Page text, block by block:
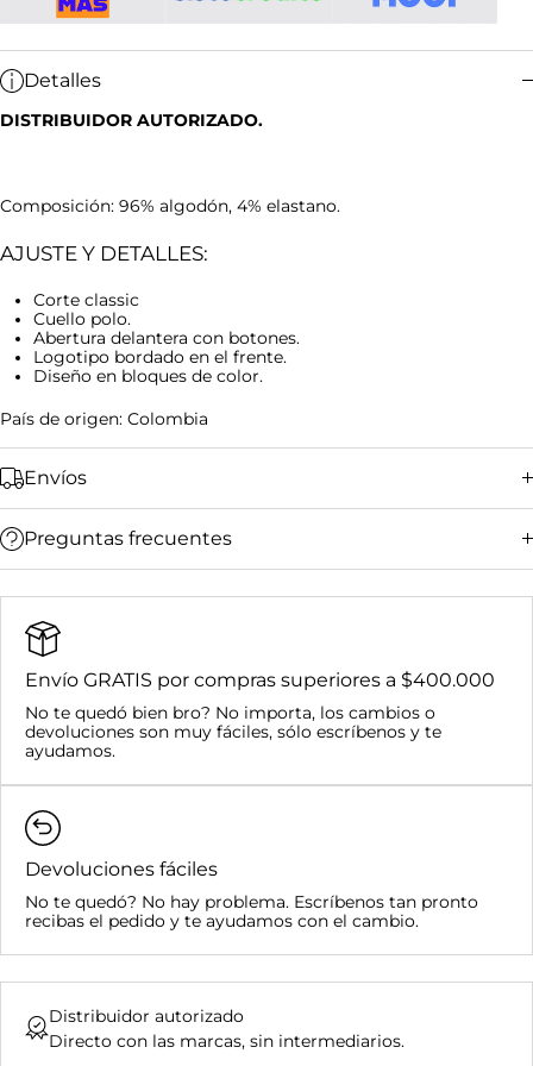
Detalles
DISTRIBUIDOR AUTORIZADO.
Composición: 96% algodón, 4% elastano.
AJUSTE Y DETALLES:
Corte classic
Cuello polo.
Abertura delantera con botones.
Logotipo bordado en el frente.
Diseño en bloques de color.
País de origen: Colombia
Envíos
Barranquilla):
Bucaramanga y su área metropolitana:
Nacional:
Compras superiores a $400.000:
Preguntas frecuentes
Envío GRATIS por compras superiores a $400.000
No te quedó bien bro? No importa, los cambios o
devoluciones son muy fáciles, sólo escríbenos y te
ayudamos.
Devoluciones fáciles
No te quedó? No hay problema. Escríbenos tan pronto
recibas el pedido y te ayudamos con el cambio.
Distribuidor autorizado
Directo con las marcas, sin intermediarios.